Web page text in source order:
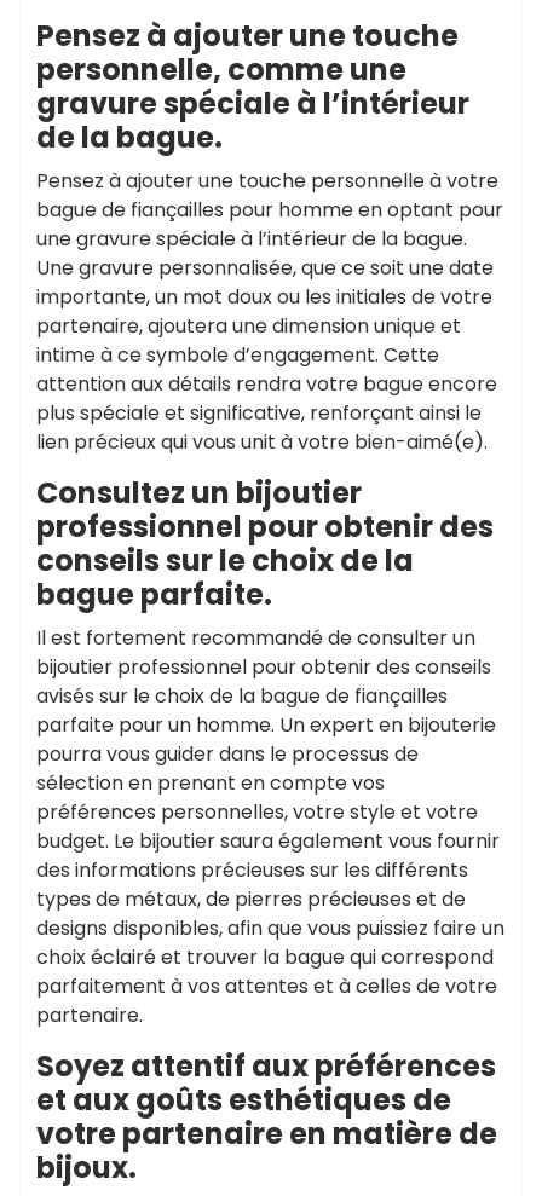
Pensez à ajouter une touche
personnelle, comme une
gravure spéciale à l’intérieur
de la bague.
Pensez à ajouter une touche personnelle à votre
bague de fiançailles pour homme en optant pour
une gravure spéciale à l’intérieur de la bague.
Une gravure personnalisée, que ce soit une date
importante, un mot doux ou les initiales de votre
partenaire, ajoutera une dimension unique et
intime à ce symbole d’engagement. Cette
attention aux détails rendra votre bague encore
plus spéciale et significative, renforçant ainsi le
lien précieux qui vous unit à votre bien-aimé(e).
Consultez un bijoutier
professionnel pour obtenir des
conseils sur le choix de la
bague parfaite.
Il est fortement recommandé de consulter un
bijoutier professionnel pour obtenir des conseils
avisés sur le choix de la bague de fiançailles
parfaite pour un homme. Un expert en bijouterie
pourra vous guider dans le processus de
sélection en prenant en compte vos
préférences personnelles, votre style et votre
budget. Le bijoutier saura également vous fournir
des informations précieuses sur les différents
types de métaux, de pierres précieuses et de
designs disponibles, afin que vous puissiez faire un
choix éclairé et trouver la bague qui correspond
parfaitement à vos attentes et à celles de votre
partenaire.
Soyez attentif aux préférences
et aux goûts esthétiques de
votre partenaire en matière de
bijoux.